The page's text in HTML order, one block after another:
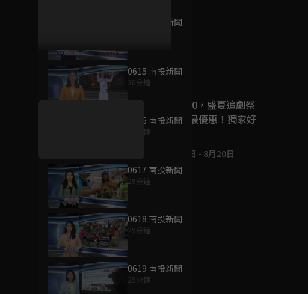
0614 南投新聞
0615 南投新聞
30分鐘
0616 南投新聞
29分鐘
0617 南投新聞
29分鐘
0618 南投新聞
29分鐘
0619 南投新聞
29分鐘
好康資訊
7/21-8/20，盛夏追劇祭
升級VIP最優惠！獨家好
7月21日 - 8月20日